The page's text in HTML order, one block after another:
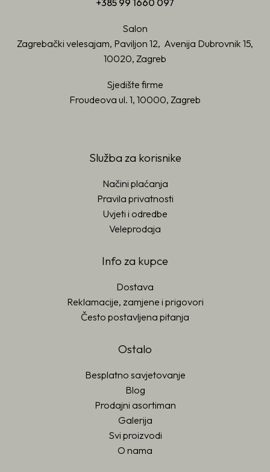
+385 99 1660 097
Salon
Zagrebački velesajam, Paviljon 12, Avenija Dubrovnik 15,
10020, Zagreb
Sjedište firme
Froudeova ul. 1, 10000, Zagreb
Služba za korisnike
Načini plaćanja
Pravila privatnosti
Uvjeti i odredbe
Veleprodaja
Info za kupce
Dostava
Reklamacije, zamjene i prigovori
Često postavljena pitanja
Ostalo
Besplatno savjetovanje
Blog
Prodajni asortiman
Galerija
Svi proizvodi
O nama